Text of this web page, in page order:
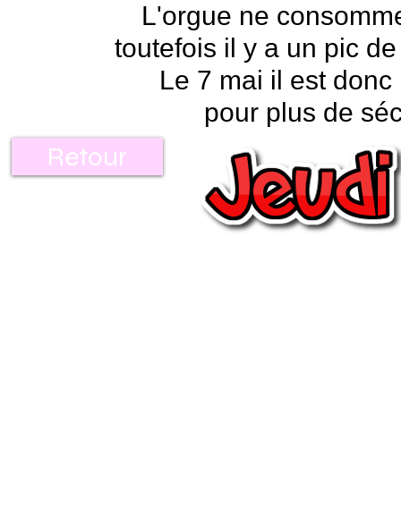
L'orgue ne
toutefois il y a un pic
Le 7 mai il est
pour plus de
Retour